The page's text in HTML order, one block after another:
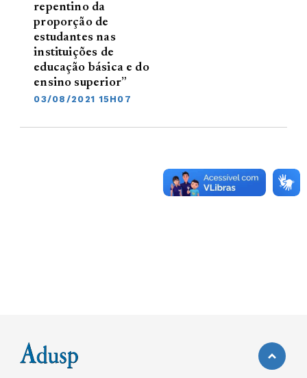
repentino da
proporção de
estudantes nas
instituições de
educação básica e do
ensino superior”
03/08/2021 15H07